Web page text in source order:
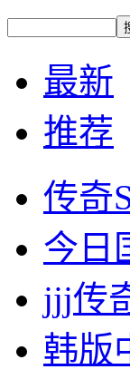
最新
推荐
传奇
今日
jjj传
韩版